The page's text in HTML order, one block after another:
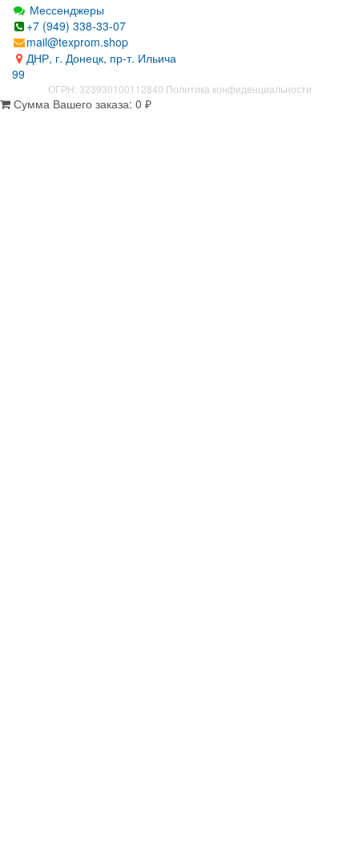
Мессенджеры
+7 (949) 338-33-07
mail@texprom.shop
ДНР, г. Донецк, пр-т. Ильича
99
ОГРН: 323930100112840 Политика конфиденциальности
Сумма Вашего заказа: 0 ₽